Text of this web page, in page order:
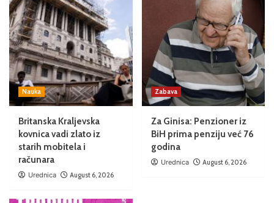
Nauka
Britanska Kraljevska
kovnica vadi zlato iz
starih mobitela i
računara
Urednica August 6, 2026
Zabava
Za Ginisa: Penzioner iz
BiH prima penziju već 76
godina
Urednica August 6, 2026